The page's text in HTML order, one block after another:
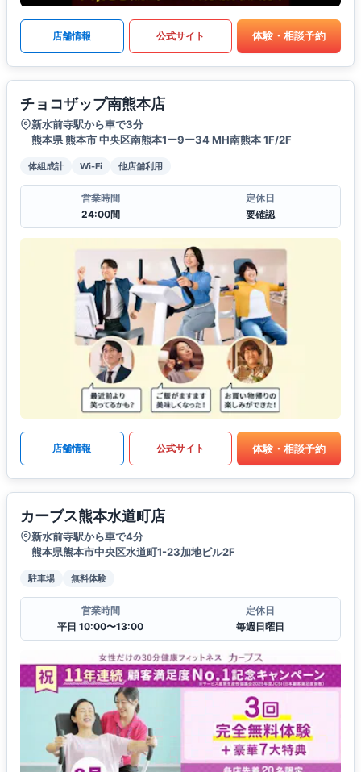
店舗情報 公式サイト 体験・相談予約
チョコザップ南熊本店
新水前寺駅から車で3分
熊本県 熊本市 中央区南熊本1ー9ー34 MH南熊本 1F/2F
体組成計 Wi-Fi 他店舗利用
営業時間
24:00間
定休日
要確認
店舗情報 公式サイト 体験・相談予約
カーブス熊本水道町店
新水前寺駅から車で4分
熊本県熊本市中央区水道町1-23加地ビル2F
駐車場 無料体験
営業時間
平日 10:00〜13:00
定休日
毎週日曜日